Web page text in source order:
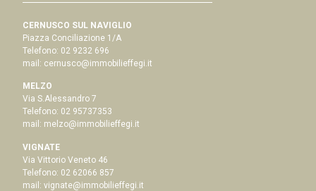
CERNUSCO SUL NAVIGLIO
Piazza Conciliazione 1/A
Telefono: 02 9232 696
mail: cernusco@immobilieffegi.it
MELZO
Via S.Alessandro 7
Telefono: 02 95737353
mail: melzo@immobilieffegi.it
VIGNATE
Via Vittorio Veneto 46
Telefono: 02 62066 857
mail:vignate@immobilieffegi.it